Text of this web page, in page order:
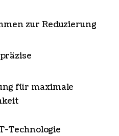
zur Reduzierung
für maximale
Technologie